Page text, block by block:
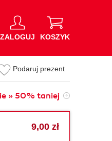
ZALOGUJ KOSZYK
Podaruj prezent
» 50% taniej
9,00 zł